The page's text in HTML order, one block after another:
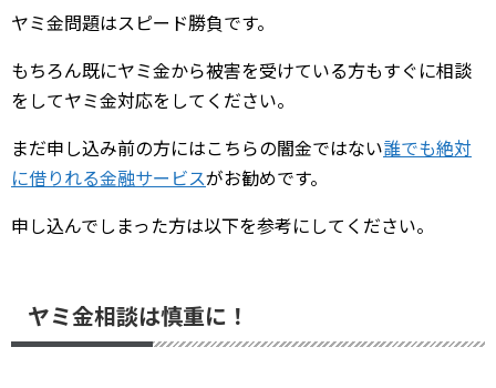
ヤミ金問題はスピード勝負です。
もちろん既にヤミ金から被害を受けている方もすぐに相談
をしてヤミ金対応をしてください。
まだ申し込み前の方にはこちらの闇金ではない誰でも絶対
に借りれる金融サービスがお勧めです。
申し込んでしまった方は以下を参考にしてください。
ヤミ金相談は慎重に！